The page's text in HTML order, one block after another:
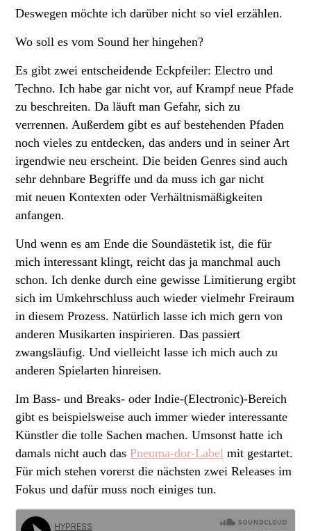
Deswegen möchte ich darüber nicht so viel erzählen.
Wo soll es vom Sound her hingehen?
Es gibt zwei entscheidende Eckpfeiler: Electro und
Techno. Ich habe gar nicht vor, auf Krampf neue Pfade
zu beschreiten. Da läuft man Gefahr, sich zu
verrennen. Außerdem gibt es auf bestehenden Pfaden
noch vieles zu entdecken, das anders und in seiner Art
irgendwie neu erscheint. Die beiden Genres sind auch
sehr dehnbare Begriffe und da muss ich gar nicht
mit neuen Kontexten oder Verhältnismäßigkeiten
anfangen.
Und wenn es am Ende die Soundästetik ist, die für
mich interessant klingt, reicht das ja manchmal auch
schon. Ich denke durch eine gewisse Limitierung ergibt
sich im Umkehrschluss auch wieder vielmehr Freiraum
in diesem Prozess. Natürlich lasse ich mich gern von
anderen Musikarten inspirieren. Das passiert
zwangsläufig. Und vielleicht lasse ich mich auch zu
anderen Spielarten hinreisen.
Im Bass- und Breaks- oder Indie-(Electronic)-Bereich
gibt es beispielsweise auch immer wieder interessante
Künstler die tolle Sachen machen. Umsonst hatte ich
damals nicht auch das Pneuma-dor-Label mit gestartet.
Für mich stehen vorerst die nächsten zwei Releases im
Fokus und dafür muss noch einiges tun.